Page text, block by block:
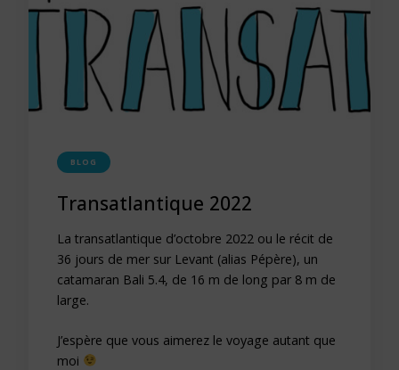
BLOG
Transatlantique 2022
La transatlantique d’octobre 2022 ou le récit de
36 jours de mer sur Levant (alias Pépère), un
catamaran Bali 5.4, de 16 m de long par 8 m de
large.
J’espère que vous aimerez le voyage autant que
moi